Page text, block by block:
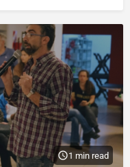
1 min read